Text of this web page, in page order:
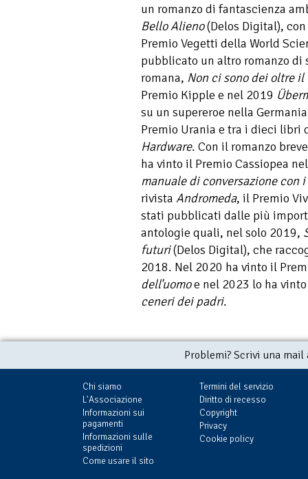
un romanzo di fantascienza
Bello Alieno(Delos Digital),
Premio Vegetti della World
pubblicato un altro romanzo di
romana, Non ci sono dei oltre il
Premio Kipple e nel 2019
su un supereroe nella
Premio Urania e tra i dieci libri
Hardware. Con il romanzo
ha vinto il Premio Cassiopea
manuale di conversazione con
rivista Andromeda, il Premio
stati pubblicati dalle più
antologie quali, nel solo 2019,
futuri(Delos Digital), che
2018. Nel 2020 ha vinto il
dell'uomoe nel 2023 lo ha
ceneri dei padri.
Problemi? Scrivi una
Chi siamo
L'Associazione
Informazioni sui
pagamenti
Informazioni sulle
spedizioni
Come usare il sito
Termini del servizio
Diritto di recesso
Copyright
Privacy
Cookie policy